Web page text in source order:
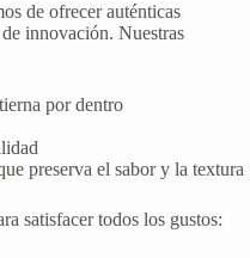
de ofrecer auténticas
innovación. Nuestras
por dentro
preserva el sabor y la textura
satisfacer todos los gustos: